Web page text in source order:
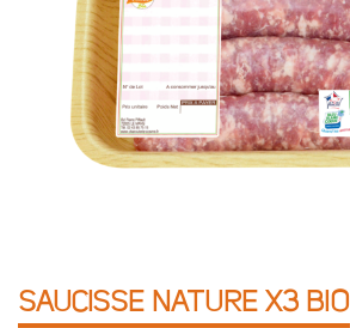
SAUCISSE NATURE X3 BIO